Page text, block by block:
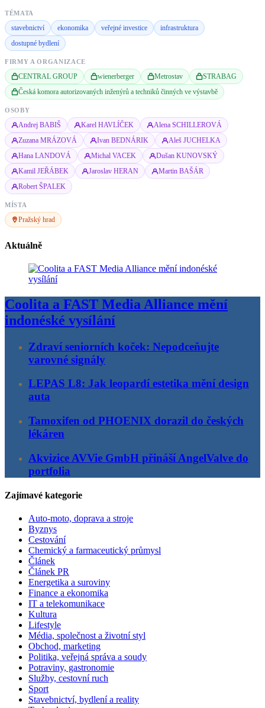
TÉMATA
stavebnictví ekonomika veřejné investice
infrastruktura
dostupné bydlení
FIRMY A ORGANIZACE
CENTRAL GROUP wienerberger Metrostav
STRABAG
Česká komora autorizovaných inženýrů a techniků činných ve výstavbě
OSOBY
Andrej BABIŠ Karel HAVLÍČEK
Alena SCHILLEROVÁ
Zuzana MRÁZOVÁ
Ivan BEDNÁRIK
Aleš JUCHELKA
Hana LANDOVÁ
Michal VACEK
Dušan KUNOVSKÝ
Kamil JEŘÁBEK
Jaroslav HERAN
Martin BAŠÁR
Robert ŠPALEK
MÍSTA
Pražský hrad
Aktuálně
Coolita a FAST Media Alliance mění
indonéské vysílání
Zdraví seniorních koček: Nepodceňujte
varovné signály
LEPAS L8: Jak leopardí estetika mění design
auta
Tamoxifen od PHOENIX dorazil do českých
lékáren
Akvizice AVVie GmbH přináší AngelValve do
portfolia
Zajímavé kategorie
Auto-moto, doprava a stroje
Byznys
Cestování
Chemický a farmaceutický průmysl
Článek
Článek PR
Energetika a suroviny
Finance a ekonomika
IT a telekomunikace
Kultura
Lifestyle
Média, společnost a životní styl
Obchod, marketing
Politika, veřejná správa a soudy
Potraviny, gastronomie
Služby, cestovní ruch
Sport
Stavebnictví, bydlení a reality